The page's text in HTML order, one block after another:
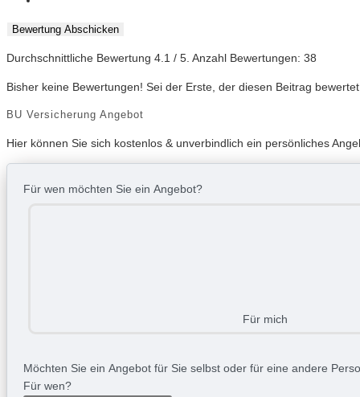
Bewertung Abschicken
Durchschnittliche Bewertung 4.1 / 5. Anzahl Bewertungen: 38
Bisher keine Bewertungen! Sei der Erste, der diesen Beitrag
BU Versicherung Angebot
Hier können Sie sich kostenlos & unverbindlich ein persönliches
Für wen möchten Sie ein Angebot?
Für mich
Möchten Sie ein Angebot für Sie selbst oder für eine andere
Für wen?